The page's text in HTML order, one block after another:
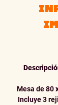
Mesa de 80
Incluye 3